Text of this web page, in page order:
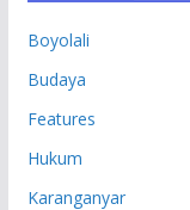
Boyolali
Budaya
Features
Hukum
Karanganyar